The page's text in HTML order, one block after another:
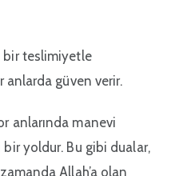
bir teslimiyetle
anlarda güven verir.
anlarında manevi
yoldur. Bu gibi dualar,
Allah’a olan